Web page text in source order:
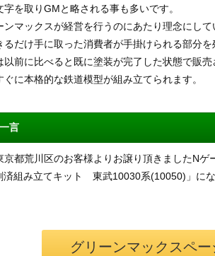
を取りGMと略される事も多いです。
ンマックスが経営を行うのにあたり理念にし
るだけ手に取った消費者が手掛けられる部分を
以前に比べると既に塗装が完了した状態で販
ぐに本格的な鉄道模型が組み立てられます。
言
京都荒川区のお客様よりお譲り頂きましたN
組み立てキット 東武10030系(10050)」にな
グリーンマックスペー